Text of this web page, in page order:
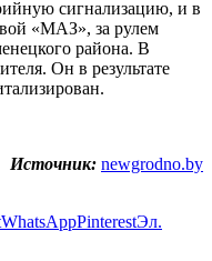
сигнализацию, и в
«МАЗ», за рулем
района. В
Он в результате
Источник: newgrodno.by
WhatsAppPinterestЭл.